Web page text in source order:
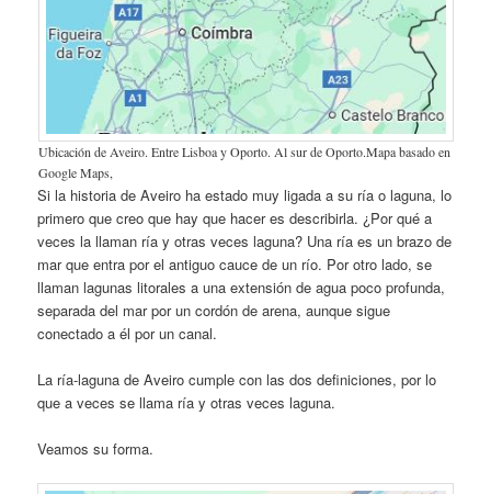
Ubicación de Aveiro. Entre Lisboa y Oporto. Al sur de Oporto.Mapa basado en
Google Maps,
Si la historia de Aveiro ha estado muy ligada a su ría o laguna, lo
primero que creo que hay que hacer es describirla. ¿Por qué a
veces la llaman ría y otras veces laguna? Una ría es un brazo de
mar que entra por el antiguo cauce de un río. Por otro lado, se
llaman lagunas litorales a una extensión de agua poco profunda,
separada del mar por un cordón de arena, aunque sigue
conectado a él por un canal.
La ría-laguna de Aveiro cumple con las dos definiciones, por lo
que a veces se llama ría y otras veces laguna.
Veamos su forma.